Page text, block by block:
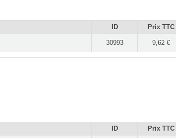
ID Prix TTC
30993 9,62 €
ID Prix TTC